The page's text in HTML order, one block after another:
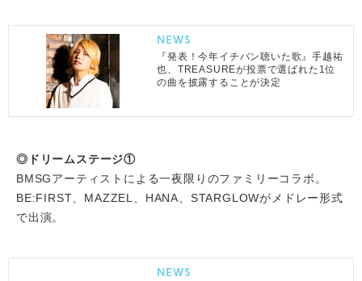
NEWS
『発表！今年イチバン聴いた歌』手越祐
也、TREASUREが投票で選ばれた1位
の曲を披露することが決定
◎ドリームステージ①
BMSGアーティストによる一夜限りのファミリーコラボ。
BE:FIRST、MAZZEL、HANA、STARGLOWがメドレー形式
で出演。
NEWS